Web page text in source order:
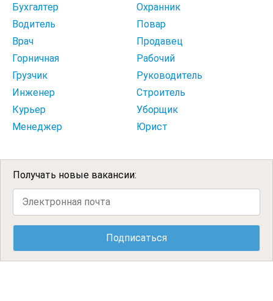
Бухгалтер
Охранник
Водитель
Повар
Врач
Продавец
Горничная
Рабочий
Грузчик
Руководитель
Инженер
Строитель
Курьер
Уборщик
Менеджер
Юрист
Получать новые вакансии: